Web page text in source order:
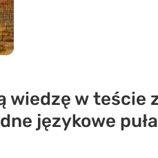
wiedzę w teście
językowe